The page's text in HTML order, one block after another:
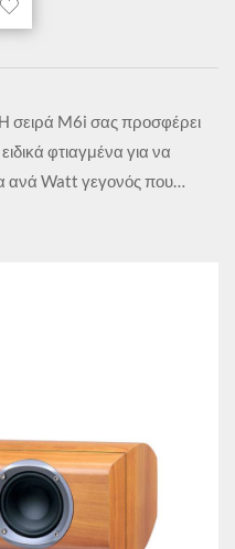
σειρά M6i σας προσφέρει
φτιαγμένα για να
ανά Watt γεγονός που…